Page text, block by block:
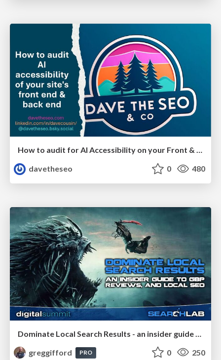
How to audit for AI Accessibility on your Front & Back End
davetheseo
0 480
greggifford
PRO 0 250